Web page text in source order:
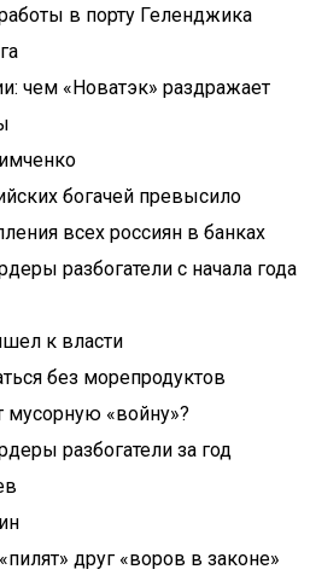
в порту Геленджика
чем «Новатэк» раздражает
богачей превысило
всех россиян в банках
разбогатели с начала года
к власти
без морепродуктов
«войну»?
разбогатели за год
друг «воров в законе»